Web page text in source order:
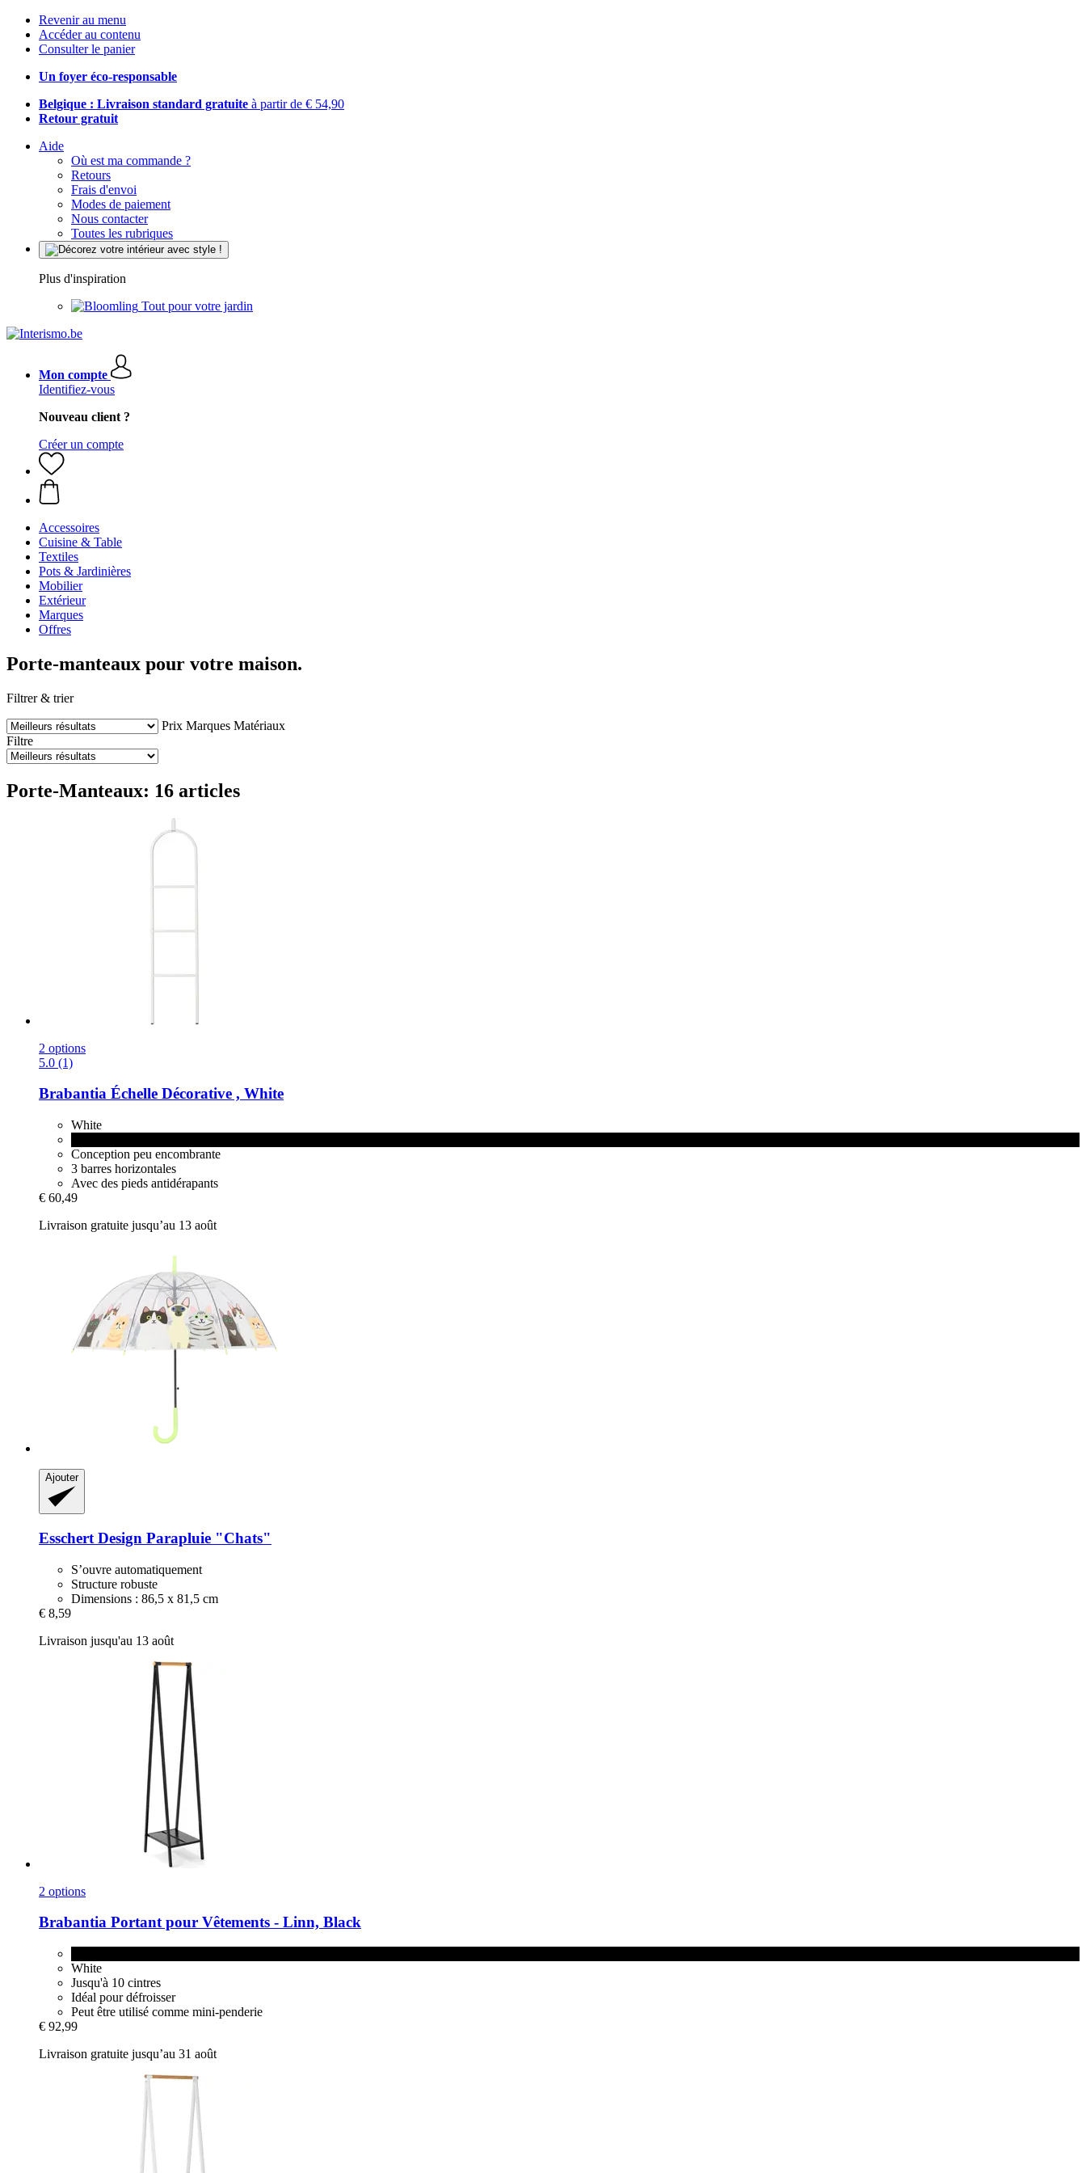
Revenir au menu
Accéder au contenu
Consulter le panier
Un foyer éco-responsable
Belgique : Livraison standard gratuite à partir de € 54,90
Retour gratuit
Aide
Où est ma commande ?
Retours
Frais d'envoi
Modes de paiement
Nous contacter
Toutes les rubriques
Plus d'inspiration
Tout pour votre jardin
Mon compte
Identifiez-vous
Nouveau client ?
Créer un compte
Accessoires
Cuisine & Table
Textiles
Pots & Jardinières
Mobilier
Extérieur
Marques
Offres
Porte-manteaux pour votre maison.
Filtrer & trier
Prix Marques Matériaux
Filtre
Porte-Manteaux: 16 articles
2 options
5.0 (1)
Brabantia Échelle Décorative , White
White
Conception peu encombrante
3 barres horizontales
Avec des pieds antidérapants
€ 60,49
Livraison gratuite jusqu’au 13 août
Ajouter
Esschert Design Parapluie "Chats"
S’ouvre automatiquement
Structure robuste
Dimensions : 86,5 x 81,5 cm
€ 8,59
Livraison jusqu'au 13 août
2 options
Brabantia Portant pour Vêtements -​ Linn, Black
White
Jusqu'à 10 cintres
Idéal pour défroisser
Peut être utilisé comme mini-penderie
€ 92,99
Livraison gratuite jusqu’au 31 août